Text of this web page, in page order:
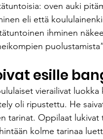
oven auki
eli että
ihminen
esille
vierailivat
oli ripustettu. He
tarinat. Oppilaat lukivat
kolme tarinaa